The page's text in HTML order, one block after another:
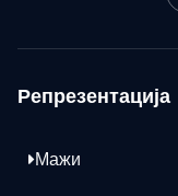
Репрезентација
Мажи